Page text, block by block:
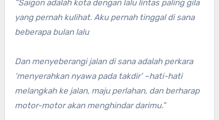
“Saigon adalah kota dengan lalu lintas paling gila
yang pernah kulihat. Aku pernah tinggal di sana
beberapa bulan lalu
Dan menyeberangi jalan di sana adalah perkara
‘menyerahkan nyawa pada takdir’ –hati-hati
melangkah ke jalan, maju perlahan, dan berharap
motor-motor akan menghindar darimu.”